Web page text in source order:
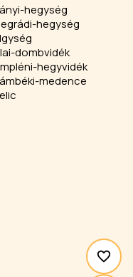
hegység
hegység
dombvidék
hegyvidék
medence